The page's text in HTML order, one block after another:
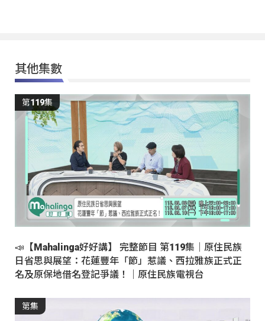
其他集數
第119集
📣【Mahalinga好好講】 完整節目 第119集｜原住民族
日省思與展望：花蓮豐年「節」惹議、西拉雅族正式正
名及原保地借名登記爭議！｜原住民族電視台
第集